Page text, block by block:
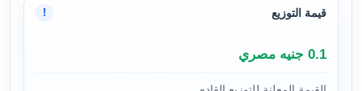
قيمة التوزيع !
0.1 جنيه مصري